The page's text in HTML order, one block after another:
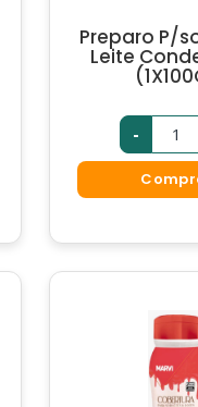
Preparo P/
Leite
-